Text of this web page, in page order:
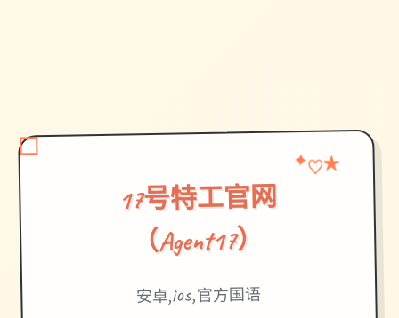
17号特工官网
（Agent17）
✦♡★
安卓,ios,官方国语